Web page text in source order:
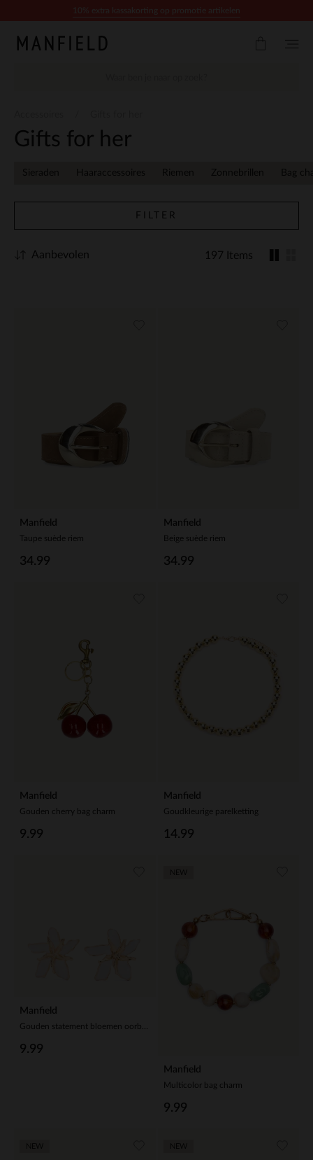
Gifts for her
Sieraden Haaraccessoires Riemen Zonnebrillen Bag
FILTER
197 Items
Aanbevolen
Manfield
Taupe suède riem
34.99
Manfield
Beige suède riem
34.99
Manfield
Gouden cherry bag charm
9.99
Manfield
Goudkleurige parelketting
14.99
Manfield
9.99
Manfield
Multicolor bag charm
9.99